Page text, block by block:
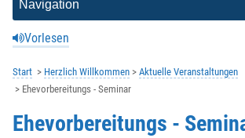
Vorlesen
Start Herzlich Willkommen
Aktuelle Veranstaltungen
Ehevorbereitungs - Seminar
Ehevorbereitungs -